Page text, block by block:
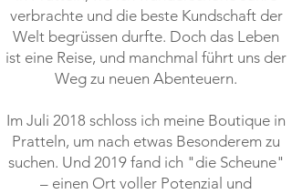
verbrachte und die beste Kundschaft der
Welt begrüssen durfte. Doch das Leben
ist eine Reise, und manchmal führt uns der
Weg zu neuen Abenteuern.
Im Juli 2018 schloss ich meine Boutique in
Pratteln, um nach etwas Besonderem zu
suchen. Und 2019 fand ich "die Scheune"
– einen Ort voller Potenzial und